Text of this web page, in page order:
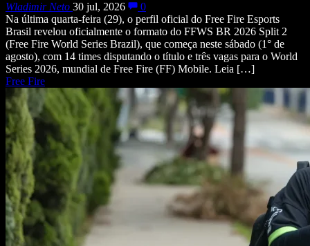
Wladimir Neto 30 jul, 2026
0
Na última quarta-feira (29), o perfil oficial do Free Fire Esports
Brasil revelou oficialmente o formato do FFWS BR 2026 Split 2
(Free Fire World Series Brazil), que começa neste sábado (1° de
agosto), com 14 times disputando o título e três vagas para o World
Series 2026, mundial de Free Fire (FF) Mobile. Leia […]
Free Fire